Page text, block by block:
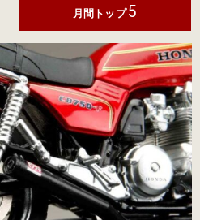
月間トップ 5